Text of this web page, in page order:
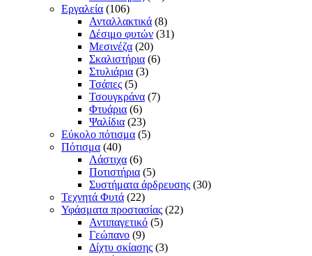
Εργαλεία (106)
Ανταλλακτικά (8)
Δέσιμο φυτών (31)
Μεσινέζα (20)
Σκαλιστήρια (6)
Στυλιάρια (3)
Τσάπες (5)
Τσουγκράνα (7)
Φτυάρια (6)
Ψαλίδια (23)
Εύκολο πότισμα (5)
Πότισμα (40)
Λάστιχα (6)
Ποτιστήρια (5)
Συστήματα άρδρευσης (30)
Τεχνητά Φυτά (22)
Υφάσματα προστασίας (22)
Αντιπαγετικό (5)
Γεώπανο (9)
Δίχτυ σκίασης (3)